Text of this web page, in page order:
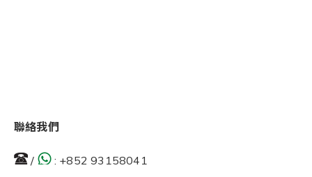
聯絡我們
/ : +852 93158041